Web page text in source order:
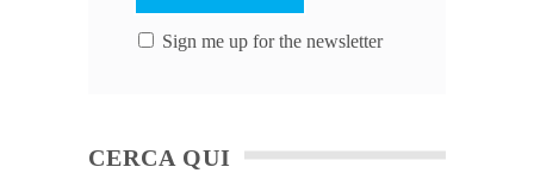
Sign me up for the newsletter
CERCA QUI